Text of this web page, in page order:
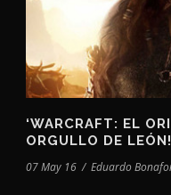
‘WARCRAFT: EL
ORGULLO DE LEÓN!
07 May 16 / Eduardo